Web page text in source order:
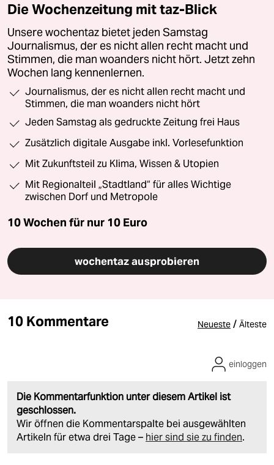
Die Wochenzeitung mit taz-Blick
Unsere wochentaz bietet jeden Samstag
Journalismus, der es nicht allen recht macht und
Stimmen, die man woanders nicht hört. Jetzt zehn
Wochen lang kennenlernen.
Journalismus, der es nicht allen recht macht und
Stimmen, die man woanders nicht hört
Jeden Samstag als gedruckte Zeitung frei Haus
Zusätzlich digitale Ausgabe inkl. Vorlesefunktion
Mit Zukunftsteil zu Klima, Wissen & Utopien
Mit Regionalteil „Stadtland“ für alles Wichtige
zwischen Dorf und Metropole
10 Wochen für nur 10 Euro
wochentaz ausprobieren
10 Kommentare Neueste / Älteste
Die Kommentarfunktion unter diesem Artikel ist
geschlossen.
Wir öffnen die Kommentarspalte bei ausgewählten
Artikeln für etwa drei Tage – hier sind sie zu finden.
einloggen